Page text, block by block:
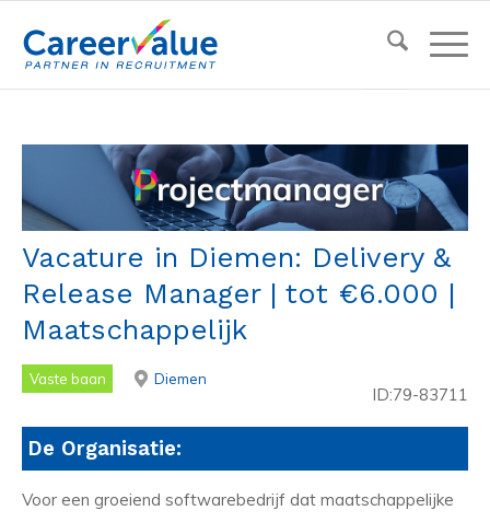
Vacature in Diemen: Delivery &
Release Manager | tot €6.000 |
Maatschappelijk
Vaste baan Diemen
ID:79-83711
De Organisatie:
Voor een groeiend softwarebedrijf dat maatschappelijke